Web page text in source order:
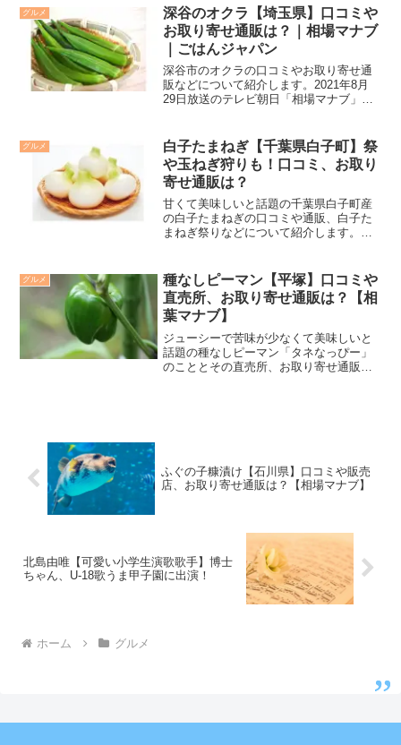
す。
グルメ
深谷のオクラ【埼玉県】口コミや
お取り寄せ通販は？｜相場マナブ
｜ごはんジャパン
深谷市のオクラの口コミやお取り寄せ通
販などについて紹介します。2021年8月
29日放送のテレビ朝日「相場マナブ」で
グルメ
白子たまねぎ【千葉県白子町】祭
や玉ねぎ狩りも！口コミ、お取り
寄せ通販は？
甘くて美味しいと話題の千葉県白子町産
の白子たまねぎの口コミや通販、白子た
まねぎ祭りなどについて紹介します。テ
紹介されました。
グルメ
種なしピーマン【平塚】口コミや
直売所、お取り寄せ通販は？【相
葉マナブ】
ジューシーで苦味が少なくて美味しいと
話題の種なしピーマン「タネなっぴー」
のこととその直売所、お取り寄せ通販で
ふぐの子糠漬け【石川県】口コミや販売
店、お取り寄せ通販は？【相場マナブ】
北島由唯【可愛い小学生演歌歌手】博士
ちゃん、U-18歌うま甲子園に出演！
ホーム グルメ